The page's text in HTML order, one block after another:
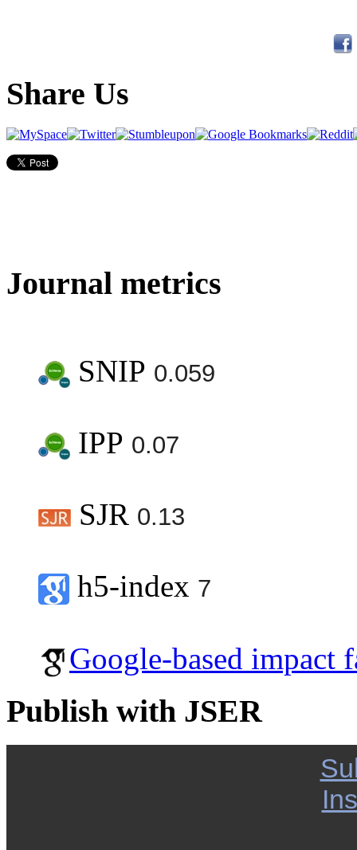
Share Us
Journal metrics
SNIP 0.059
IPP 0.07
SJR 0.13
h5-index 7
Google-based impact
Publish with JSER